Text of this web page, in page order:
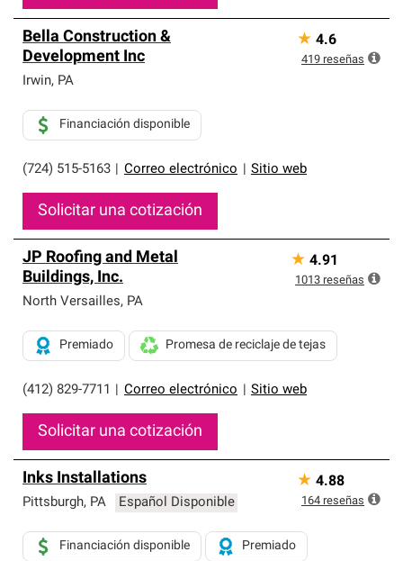
Bella Construction &
Development Inc
Irwin, PA
(724) 515-5163 Correo electrónico Sitio web
Financiación disponible
Solicitar una cotización
★ 4.6
419 reseñas
JP Roofing and Metal
Buildings, Inc.
North Versailles, PA
(412) 829-7711 Correo electrónico Sitio web
Premiado Promesa de reciclaje de tejas
Solicitar una cotización
★ 4.91
1013 reseñas
Inks Installations
Pittsburgh, PA Español Disponible
Financiación disponible Premiado
★ 4.88
164 reseñas